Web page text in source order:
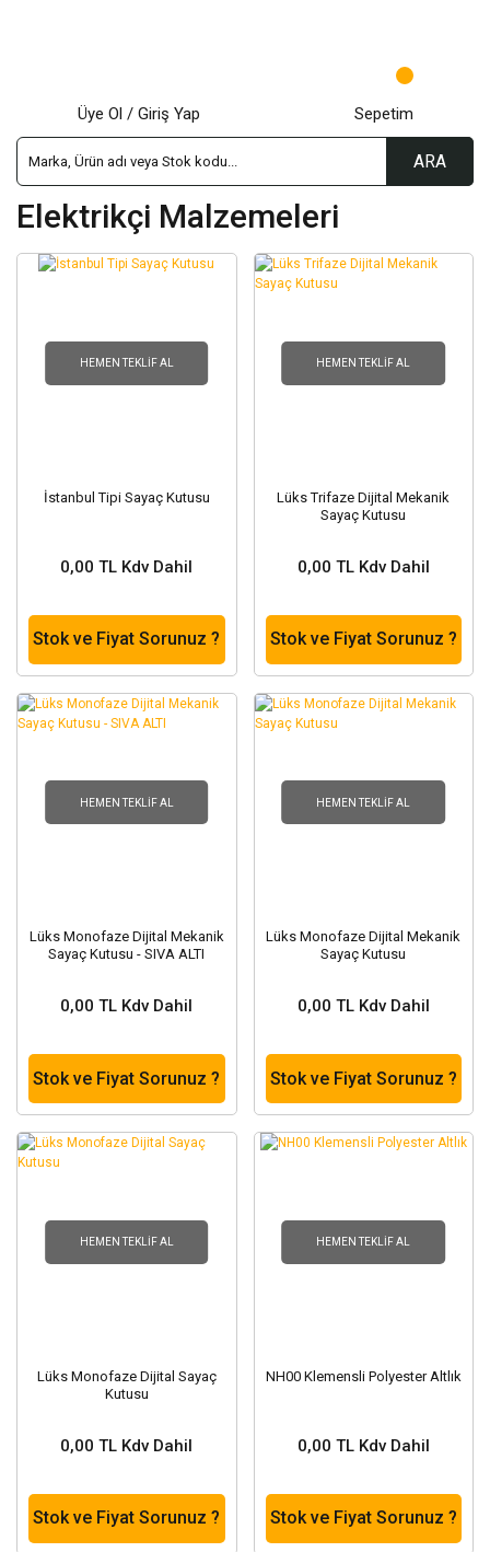
ARA
Üye Ol / Giriş Yap Sepetim
Elektrikçi Malzemeleri
HEMEN TEKLIF AL
İstanbul Tipi Sayaç Kutusu
0,00 TL Kdv Dahil
Stok ve Fiyat Sorunuz ?
HEMEN TEKLIF AL
Lüks Trifaze Dijital Mekanik
Sayaç Kutusu
0,00 TL Kdv Dahil
Stok ve Fiyat Sorunuz ?
HEMEN TEKLIF AL
Lüks Monofaze Dijital Mekanik
Sayaç Kutusu - SIVA ALTI
0,00 TL Kdv Dahil
Stok ve Fiyat Sorunuz ?
HEMEN TEKLIF AL
Lüks Monofaze Dijital Mekanik
Sayaç Kutusu
0,00 TL Kdv Dahil
Stok ve Fiyat Sorunuz ?
HEMEN TEKLIF AL
Lüks Monofaze Dijital Sayaç
Kutusu
0,00 TL Kdv Dahil
Stok ve Fiyat Sorunuz ?
HEMEN TEKLIF AL
NH00 Klemensli Polyester Altlık
0,00 TL Kdv Dahil
Stok ve Fiyat Sorunuz ?